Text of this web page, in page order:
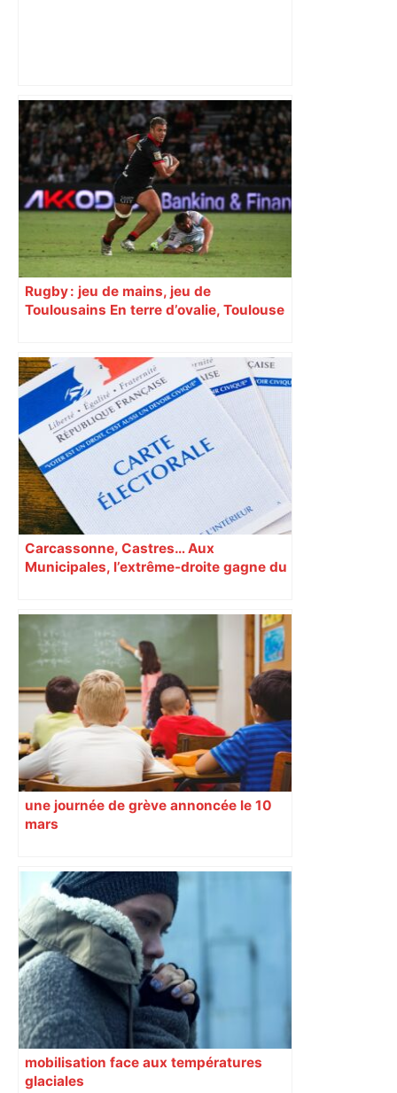
Un homme allongé sur les rails : il
meurt percuté par un train, le trafic
ferroviaire à l’arrêt dans le Lauragais,
au sud de Toulouse – ladepeche.fr
Rugby : jeu de mains, jeu de
Toulousains En terre d’ovalie, Toulouse
revendiquant surtout son art du jeu en
mouvement, vif et spectaculaire.
Décryptage. Série (4 / 10)
Carcassonne, Castres… Aux
Municipales, l’extrême-droite gagne du
une journée de grève annoncée le 10
mars
mobilisation face aux températures
glaciales